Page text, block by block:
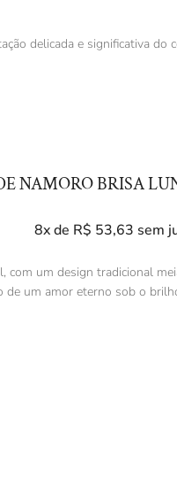
delicada e significativa
NAMORO BRISA
8x de R$ 53,63 sem
um design tradicional
um amor eterno sob o